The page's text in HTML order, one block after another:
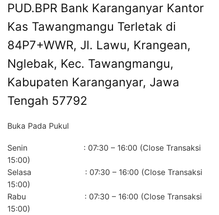
PUD.BPR Bank Karanganyar Kantor
Kas Tawangmangu Terletak di
84P7+WWR, Jl. Lawu, Krangean,
Nglebak, Kec. Tawangmangu,
Kabupaten Karanganyar, Jawa
Tengah 57792
Buka Pada Pukul
Senin : 07:30 – 16:00 (Close Transaksi
15:00)
Selasa : 07:30 – 16:00 (Close Transaksi
15:00)
Rabu : 07:30 – 16:00 (Close Transaksi
15:00)